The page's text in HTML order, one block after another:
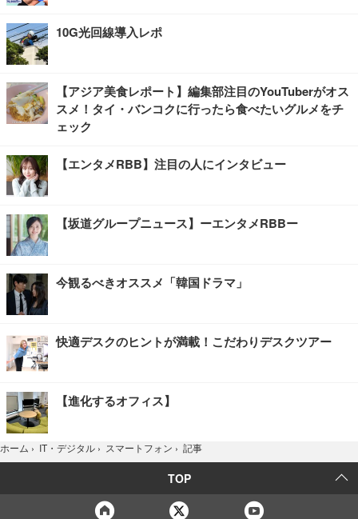
10G光回線導入レポ
【アジア美食レポート】編集部注目のYouTuberがオス
スメ！タイ・バンコクに行ったら食べたいグルメをチ
ェック
【エンタメRBB】注目の人にインタビュー
【坂道グループニュース】ーエンタメRBBー
今観るべきオススメ「韓国ドラマ」
快適デスクのヒントが満載！こだわりデスクツアー
【進化するオフィス】
ホーム › IT・デジタル › スマートフォン › 記事
TOP